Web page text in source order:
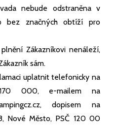
nebude odstraněna v
bez značných obtíží pro
Zákazníkovi nenáleží,
sám.
uplatnit telefonicky na
000, e-mailem na
, dopisem na
Nové Město, PSČ 120 00